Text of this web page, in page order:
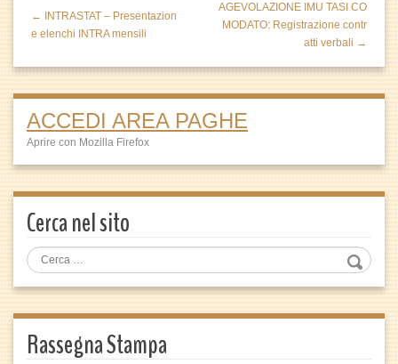
← INTRASTAT – Presentazion
e elenchi INTRA mensili
AGEVOLAZIONE IMU TASI CO
MODATO: Registrazione contr
atti verbali →
ACCEDI AREA PAGHE
Aprire con Mozilla Firefox
Cerca nel sito
Rassegna Stampa